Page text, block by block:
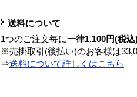
送料について
1つのご注文毎に一律1,100円(税込
※売掛取引(後払い)のお客様は
⇒送料について詳しくはこちら